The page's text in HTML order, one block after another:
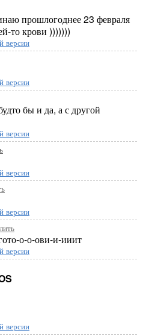
прошлогоднее 23 февраля
то крови )))))))
версии
версии
бы и да, а с другой
версии
версии
версии
о-о-ови-и-ииит
версии
версии